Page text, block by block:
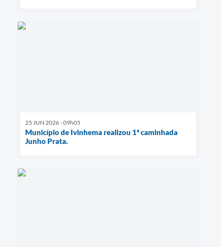
25 JUN 2026 - 09h05
Município de Ivinhema realizou 1ª caminhada
Junho Prata.